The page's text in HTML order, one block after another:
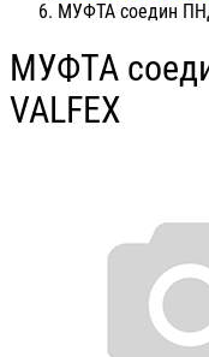
МУФТА соедин
МУФТА
VALFEX